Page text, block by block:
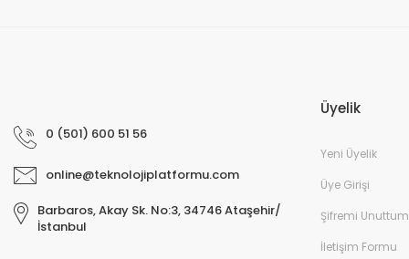
0 (501) 600 51 56
online@teknolojiplatformu.com
Barbaros, Akay Sk. No:3, 34746 Ataşehir/
İstanbul
Üyelik
Yeni Üyelik
Üye Girişi
Şifremi Unuttum
İletişim Formu